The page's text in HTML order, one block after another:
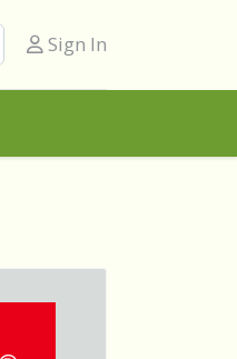
Sign In